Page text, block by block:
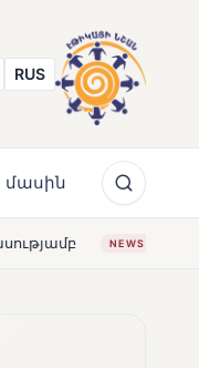
RUS
մասին
թե՞